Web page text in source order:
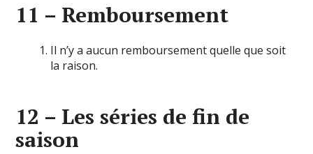
11 – Remboursement
Il n’y a aucun remboursement quelle que soit
la raison.
12 – Les séries de fin de
saison